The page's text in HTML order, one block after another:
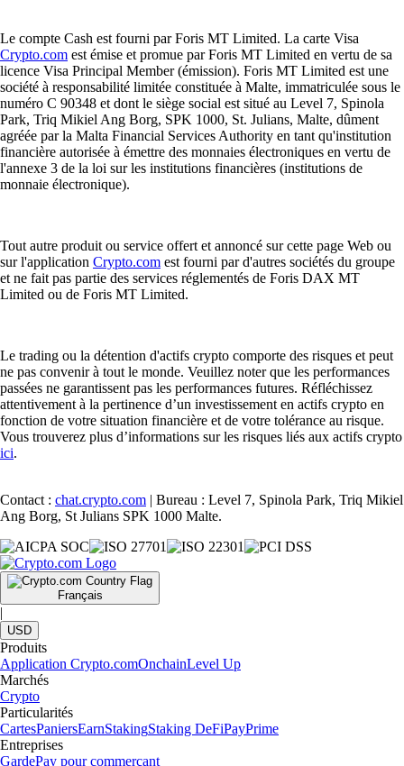
Le compte Cash est fourni par Foris MT Limited. La carte Visa
Crypto.com est émise et promue par Foris MT Limited en vertu de sa
licence Visa Principal Member (émission). Foris MT Limited est une
société à responsabilité limitée constituée à Malte, immatriculée sous le
numéro C 90348 et dont le siège social est situé au Level 7, Spinola
Park, Triq Mikiel Ang Borg, SPK 1000, St. Julians, Malte, dûment
agréée par la Malta Financial Services Authority en tant qu'institution
financière autorisée à émettre des monnaies électroniques en vertu de
l'annexe 3 de la loi sur les institutions financières (institutions de
monnaie électronique).
Tout autre produit ou service offert et annoncé sur cette page Web ou
sur l'application Crypto.com est fourni par d'autres sociétés du groupe
et ne fait pas partie des services réglementés de Foris DAX MT
Limited ou de Foris MT Limited.
Le trading ou la détention d'actifs crypto comporte des risques et peut
ne pas convenir à tout le monde. Veuillez noter que les performances
passées ne garantissent pas les performances futures. Réfléchissez
attentivement à la pertinence d’un investissement en actifs crypto en
fonction de votre situation financière et de votre tolérance au risque.
Vous trouverez plus d’informations sur les risques liés aux actifs crypto
ici.
Contact : chat.crypto.com | Bureau : Level 7, Spinola Park, Triq Mikiel
Ang Borg, St Julians SPK 1000 Malte.
Français
|
USD
Produits
Application Crypto.comOnchainLevel Up
Marchés
Crypto
Particularités
CartesPaniersEarnStakingStaking DeFiPayPrime
Entreprises
GardePay pour commerçant